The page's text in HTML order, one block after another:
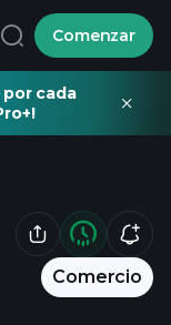
Comenzar
por cada
Comercio